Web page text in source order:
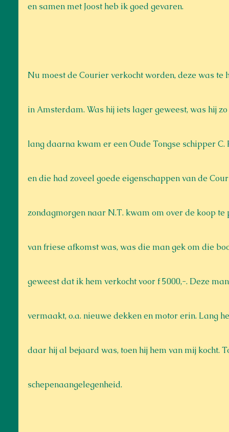
en samen met Joost heb ik goed gevaren.
Nu moest de Courier verkocht worden, deze was
in Amsterdam. Was hij iets lager geweest, was hij
lang daarna kwam er een Oude Tongse schipper
en die had zoveel goede eigenschappen van de
zondagmorgen naar N.T. kwam om over de koop
van friese afkomst was, was die man gek om die
geweest dat ik hem verkocht voor f 5000,-. Deze
vermaakt, o.a. nieuwe dekken en motor erin. Lang
daar hij al bejaard was, toen hij hem van mij kocht.
schepenaangelegenheid.